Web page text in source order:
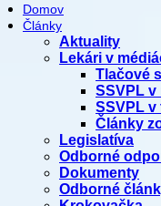
Domov
Články
Aktuality
Lekári v
Tlačové
SSVPL
SSVPL v
Články
Legislatíva
Odborné
Dokumenty
Odborné